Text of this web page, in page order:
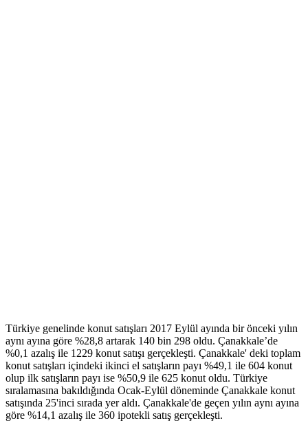
Türkiye genelinde konut satışları 2017 Eylül ayında bir önceki yılın
aynı ayına göre %28,8 artarak 140 bin 298 oldu. Çanakkale’de
%0,1 azalış ile 1229 konut satışı gerçekleşti. Çanakkale' deki toplam
konut satışları içindeki ikinci el satışların payı %49,1 ile 604 konut
olup ilk satışların payı ise %50,9 ile 625 konut oldu. Türkiye
sıralamasına bakıldığında Ocak-Eylül döneminde Çanakkale konut
satışında 25'inci sırada yer aldı. Çanakkale'de geçen yılın aynı ayına
göre %14,1 azalış ile 360 ipotekli satış gerçekleşti.